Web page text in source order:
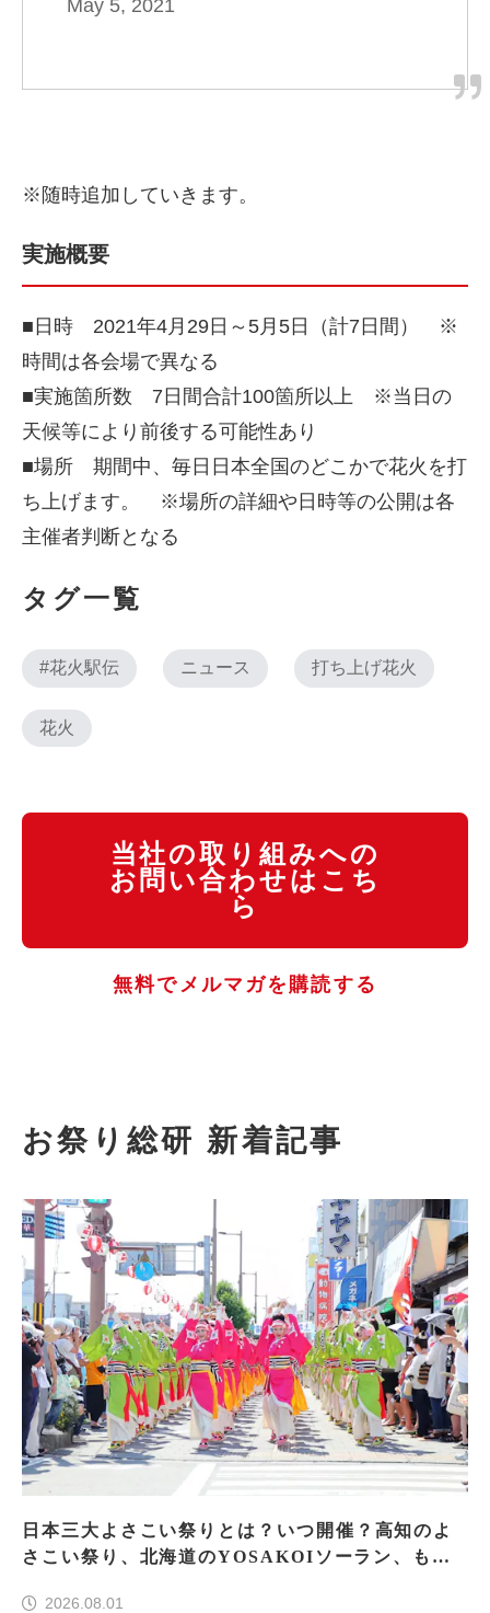
May 5, 2021
※随時追加していきます。
実施概要
■日時 2021年4月29日～5月5日（計7日間） ※
時間は各会場で異なる
■実施箇所数 7日間合計100箇所以上 ※当日の
天候等により前後する可能性あり
■場所 期間中、毎日日本全国のどこかで花火を打
ち上げます。 ※場所の詳細や日時等の公開は各
主催者判断となる
タグ一覧
#花火駅伝 ニュース 打ち上げ花火
花火
当社の取り組みへの
お問い合わせはこち
ら
無料でメルマガを購読する
お祭り総研 新着記事
日本三大よさこい祭りとは？いつ開催？高知のよ
さこい祭り、北海道のYOSAKOIソーラン、もう
2026.08.01